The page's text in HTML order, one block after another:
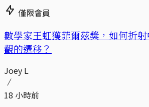
僅限會員
數學家王虹獲菲爾茲獎，如何折
觀的遷移？
Joey L
18 小時前